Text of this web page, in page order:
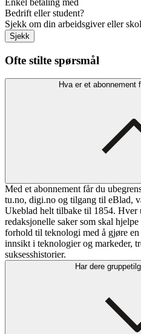
Enkel betaling med
Bedrift eller student?
Sjekk om din arbeidsgiver eller
Sjekk
Ofte stilte spørsmål
Hva er et abonnement
Med et abonnement får du
tu.no, digi.no og tilgang til eBlad,
Ukeblad helt tilbake til 1854. Hver
redaksjonelle saker som skal
forhold til teknologi med å gjøre
innsikt i teknologier og markeder,
suksesshistorier.
Har dere